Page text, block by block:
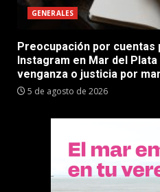
GENERALES
Preocupación por
Instagram en Mar del
venganza o justicia por
5 de agosto de 2026